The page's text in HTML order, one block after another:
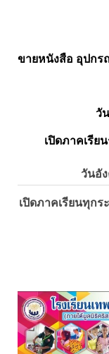
ขายหนังสือ อุปกร
วั
เปิดภาคเรีย
วันอั
เปิดภาคเรียนทุก